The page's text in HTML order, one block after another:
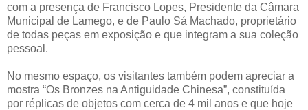
com a presença de Francisco Lopes, Presidente da Câmara
Municipal de Lamego, e de Paulo Sá Machado, proprietário
de todas peças em exposição e que integram a sua coleção
pessoal.
No mesmo espaço, os visitantes também podem apreciar a
mostra “Os Bronzes na Antiguidade Chinesa”, constituída
por réplicas de objetos com cerca de 4 mil anos e que hoje